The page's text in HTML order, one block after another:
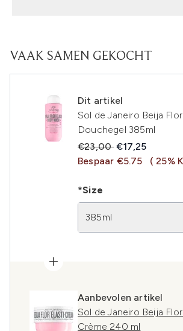
VAAK SAMEN GEKOCHT
Dit artikel
Sol de Janeiro Beija
Douchegel 385ml
Recommended Retail
€23,00Huidige prijs:
€17,25
Bespaar €5.75
( 25%
*Size
385ml
Aanbevolen artikel
Sol de Janeiro Beija
Crème 240 ml